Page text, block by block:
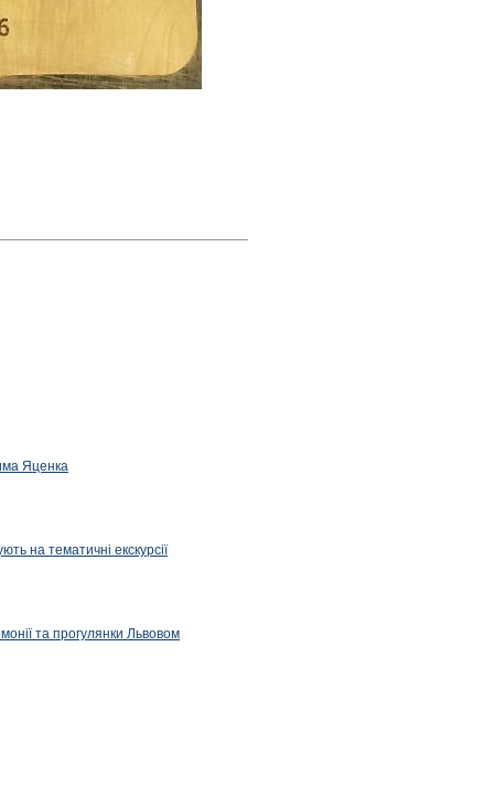
Яценка
на тематичні екскурсії
та прогулянки Львовом